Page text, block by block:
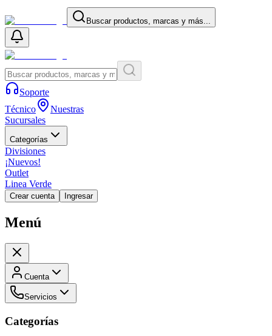
Buscar productos, marcas y más...
Soporte
Técnico
Nuestras
Sucursales
Categorías
Divisiones
¡Nuevos!
Outlet
Linea Verde
Crear cuenta Ingresar
Menú
Cuenta
Servicios
Categorías